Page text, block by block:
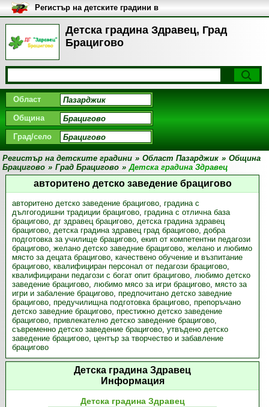
Детска градина Здравец, Град
Брацигово
Регистър на детските градини в
България
Област
Община
Град/село
Регистър на детските градини » Област Пазарджик » Община
Брацигово » Град Брацигово » Детска градина Здравец
авторитено детско заведение брацигово
авторитено детско заведение брацигово, градина с
дългогодишни традиции брацигово, градина с отлична база
брацигово, дг здравец брацигово, детска градина здравец
брацигово, детска градина здравец град брацигово, добра
подготовка за училище брацигово, екип от компетентни педагози
брацигово, желано детско заведние брацигово, желано и любимо
място за децата брацигово, качествено обучение и възпитание
брацигово, квалифициран персонал от педагози брацигово,
квалифицирани педагози с богат опит брацигово, любимо детско
заведение брацигово, любимо мясо за игри брацигово, място за
игри и забаление брацигово, предпочитано детско заведние
брацигово, предучилищна подготовка брацигово, препоръчано
детско заведние брацигово, престижно детско заведение
брацигово, привлекателно детско заведение брацигово,
съвременно детско заведение брацигово, утвъдено детско
заведение брацигово, център за творчество и забавление
брацигово
Детска градина Здравец
Информация
Детска градина Здравец